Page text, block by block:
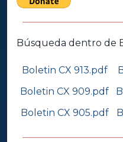
Búsqueda dentro de
Boletin CX 913.pdf
Boletin CX 909.pdf
Boletin CX 905.pdf